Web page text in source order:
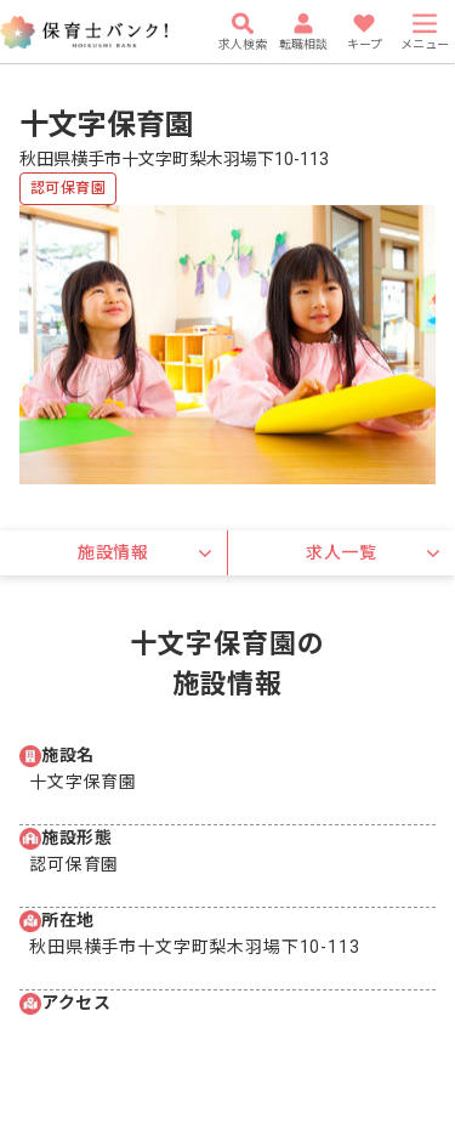
求人検索 転職相談 キープ メニュー
十文字保育園
秋田県横手市十文字町梨木羽場下10-113
認可保育園
施設情報 求人一覧
十文字保育園の
施設情報
施設名
十文字保育園
施設形態
認可保育園
所在地
秋田県横手市十文字町梨木羽場下10-113
アクセス